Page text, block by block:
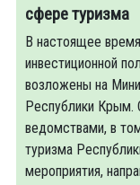
сфере туризма
В настоящее
инвестиционной
возложены на
Республики Крым.
ведомствами, в
туризма
мероприятия,